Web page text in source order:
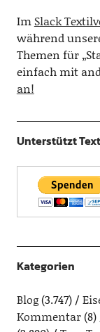
Im Slack
während
Themen für
einfach mit
an!
Unterstützt
Kategorien
Blog(3.747)
Kommentar(8)